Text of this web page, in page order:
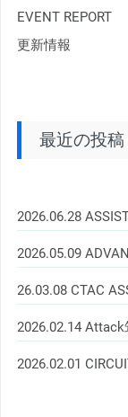
EVENT REPORT
更新情報
最近の投稿
2026.06.28
2026.05.09
26.03.08 CTAC
2026.02.14 Attack
2026.02.01